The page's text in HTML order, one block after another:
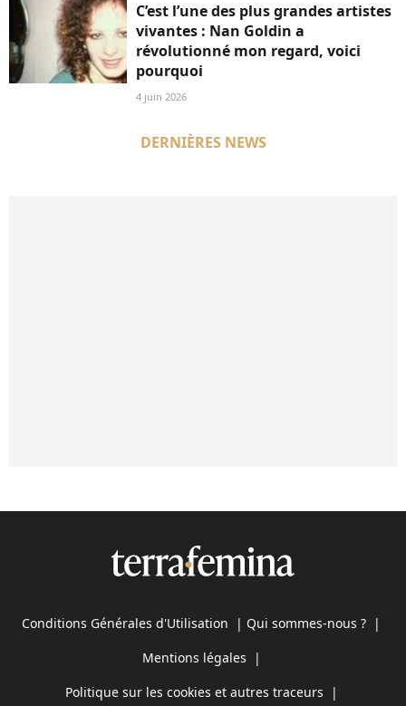
C’est l’une des plus grandes artistes
vivantes : Nan Goldin a
révolutionné mon regard, voici
pourquoi
4 juin 2026
DERNIÈRES NEWS
Conditions Générales d'Utilisation | Qui sommes-nous ? |
Mentions légales |
Politique sur les cookies et autres traceurs |